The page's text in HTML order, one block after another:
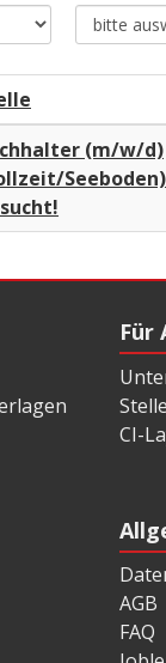
(m/w/d)
Seeboden)
Für
CI-
AGB
FAQ